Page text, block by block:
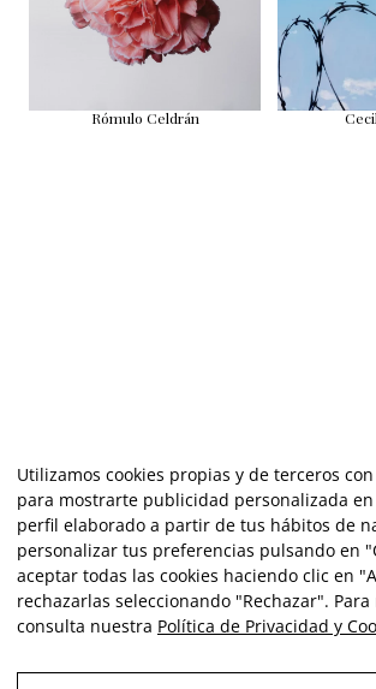
Rómulo Celdrán
Utilizamos cookies propias y de terceros
para mostrarte publicidad personalizada
perfil elaborado a partir de tus hábitos de
personalizar tus preferencias pulsando en
aceptar todas las cookies haciendo clic en
rechazarlas seleccionando "Rechazar".
consulta nuestra Política de Privacidad y